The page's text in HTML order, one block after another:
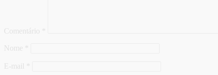
Comentário
Nome
E-mail